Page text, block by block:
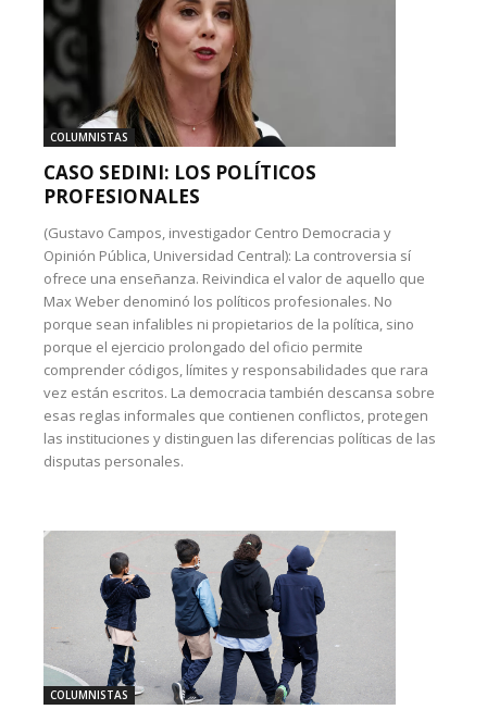
COLUMNISTAS
CASO SEDINI: LOS POLÍTICOS
PROFESIONALES
(Gustavo Campos, investigador Centro Democracia y
Opinión Pública, Universidad Central): La controversia sí
ofrece una enseñanza. Reivindica el valor de aquello que
Max Weber denominó los políticos profesionales. No
porque sean infalibles ni propietarios de la política, sino
porque el ejercicio prolongado del oficio permite
comprender códigos, límites y responsabilidades que rara
vez están escritos. La democracia también descansa sobre
esas reglas informales que contienen conflictos, protegen
las instituciones y distinguen las diferencias políticas de las
disputas personales.
COLUMNISTAS